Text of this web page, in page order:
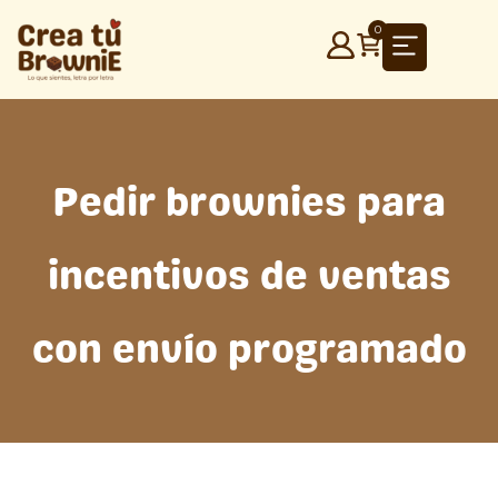
contenido
0
Pedir brownies para
incentivos de ventas
con envío programado